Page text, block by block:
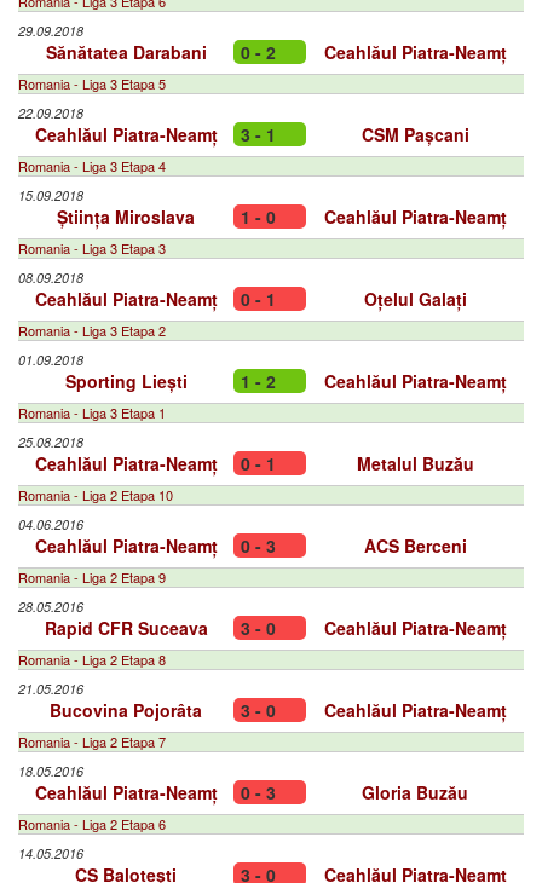
29.09.2018
Sănătatea Darabani 0 - 2 Ceahlăul Piatra-Neamț
Romania - Liga 3 Etapa 5
22.09.2018
Ceahlăul Piatra-Neamț 3 - 1 CSM Pașcani
Romania - Liga 3 Etapa 4
15.09.2018
Știința Miroslava 1 - 0 Ceahlăul Piatra-Neamț
Romania - Liga 3 Etapa 3
08.09.2018
Ceahlăul Piatra-Neamț 0 - 1 Oțelul Galați
Romania - Liga 3 Etapa 2
01.09.2018
Sporting Liești 1 - 2 Ceahlăul Piatra-Neamț
Romania - Liga 3 Etapa 1
25.08.2018
Ceahlăul Piatra-Neamț 0 - 1 Metalul Buzău
Romania - Liga 2 Etapa 10
04.06.2016
Ceahlăul Piatra-Neamț 0 - 3 ACS Berceni
Romania - Liga 2 Etapa 9
28.05.2016
Rapid CFR Suceava 3 - 0 Ceahlăul Piatra-Neamț
Romania - Liga 2 Etapa 8
21.05.2016
Bucovina Pojorâta 3 - 0 Ceahlăul Piatra-Neamț
Romania - Liga 2 Etapa 7
18.05.2016
Ceahlăul Piatra-Neamț 0 - 3 Gloria Buzău
Romania - Liga 2 Etapa 6
14.05.2016
CS Balotești 3 - 0 Ceahlăul Piatra-Neamț